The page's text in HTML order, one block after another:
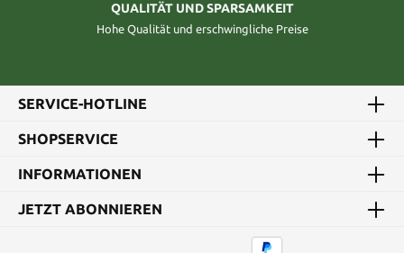
QUALITÄT UND SPARSAMKEIT
Hohe Qualität und erschwingliche Preise
SERVICE-HOTLINE
SHOPSERVICE
INFORMATIONEN
JETZT ABONNIEREN